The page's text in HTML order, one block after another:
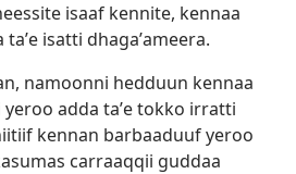
isaaf kennite, kennaa
isatti dhagaʼameera.
namoonni hedduun kennaa
yeroo adda taʼe tokko irratti
kennan barbaaduuf yeroo
carraaqqii guddaa